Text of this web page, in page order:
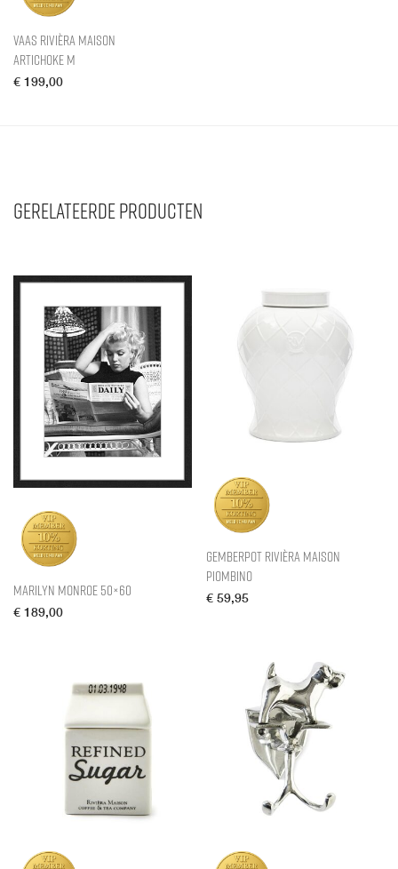
Vaas Rivièra Maison
Artichoke M
€ 199,00
Gerelateerde producten
Marilyn Monroe 50×60
€ 189,00
Gemberpot Rivièra Maison
Piombino
€ 59,95